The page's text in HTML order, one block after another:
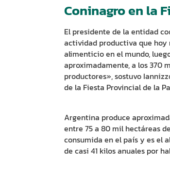
Coninagro en la
El presidente de la entidad
actividad productiva que hoy
alimenticio en el mundo,
aproximadamente, a los 370
productores», sostuvo
de la Fiesta Provincial de la
Argentina produce
entre 75 a 80 mil hectáreas
consumida en el país y es el
de casi 41 kilos anuales por